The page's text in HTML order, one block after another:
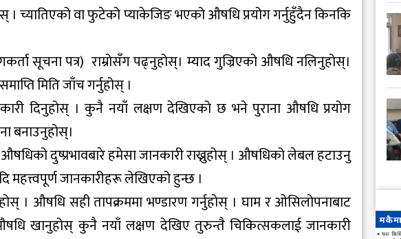
। च्यातिएको वा फुटेको प्याकेजिङ भएको औषधि प्रयोग गर्नुहुँदैन किनकि
सूचना पत्र) राम्रोसँग पढ्नुहोस्। म्याद गुज्रिएको औषधि नलिनुहोस्।
मिति जाँच गर्नुहोस् ।
दिनुहोस् । कुनै नयाँ लक्षण देखिएको छ भने पुराना औषधि प्रयोग
बनाउनुहोस्।
औषधिको दुष्प्रभावबारे हमेसा जानकारी राख्नुहोस् । औषधिको लेबल हटाउनु
जानकारीहरू लेखिएको हुन्छ ।
। औषधि सही तापक्रममा भण्डारण गर्नुहोस् । घाम र ओसिलोपनाबाट
खानुहोस् कुनै नयाँ लक्षण देखिए तुरुन्तै चिकित्सकलाई जानकारी